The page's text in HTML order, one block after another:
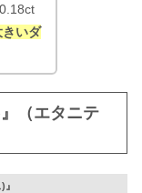
きいダ
（エタニテ